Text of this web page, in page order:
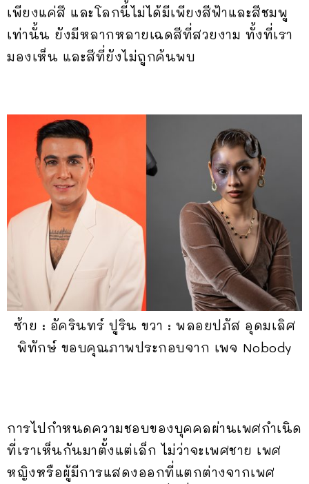
เพียงแค่สี และโลกนี้ไม่ได้มีเพียงสีฟ้าและสีชมพู
เท่านั้น ยังมีหลากหลายเฉดสีที่สวยงาม ทั้งที่เรา
มองเห็น และสีที่ยังไม่ถูกค้นพบ
ซ้าย : อัครินทร์ ปูริน ขวา : พลอยปภัส อุดมเลิศ
พิทักษ์ ขอบคุณภาพประกอบจาก เพจ Nobody
การไปกำหนดความชอบของบุคคลผ่านเพศกำเนิด
ที่เราเห็นกันมาตั้งแต่เล็ก ไม่ว่าจะเพศชาย เพศ
หญิงหรือผู้มีการแสดงออกที่แตกต่างจากเพศ